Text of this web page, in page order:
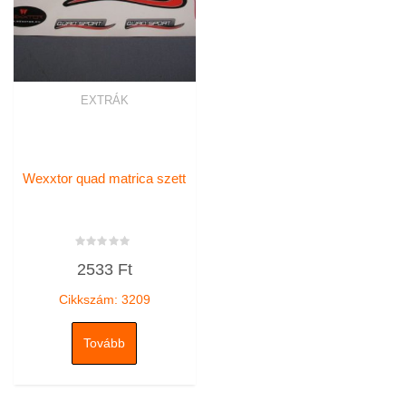
EXTRÁK
Wexxtor quad matrica szett
0
2533 Ft
Cikkszám: 3209
Tovább